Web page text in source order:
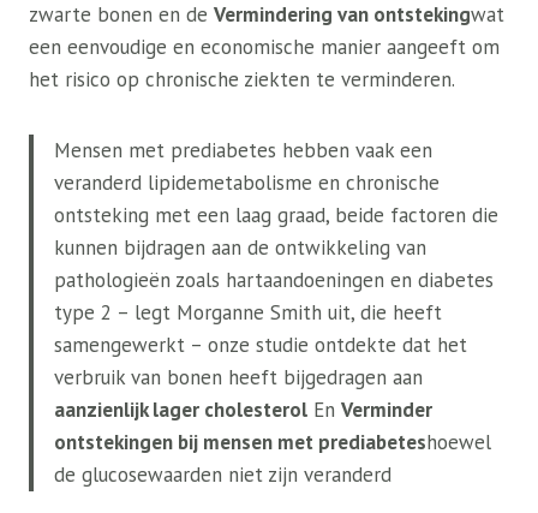
zwarte bonen en de Vermindering van ontstekingwat
een eenvoudige en economische manier aangeeft om
het risico op chronische ziekten te verminderen.
Mensen met prediabetes hebben vaak een
veranderd lipidemetabolisme en chronische
ontsteking met een laag graad, beide factoren die
kunnen bijdragen aan de ontwikkeling van
pathologieën zoals hartaandoeningen en diabetes
type 2 – legt Morganne Smith uit, die heeft
samengewerkt – onze studie ontdekte dat het
verbruik van bonen heeft bijgedragen aan
aanzienlijk lager cholesterol En Verminder
ontstekingen bij mensen met prediabeteshoewel
de glucosewaarden niet zijn veranderd